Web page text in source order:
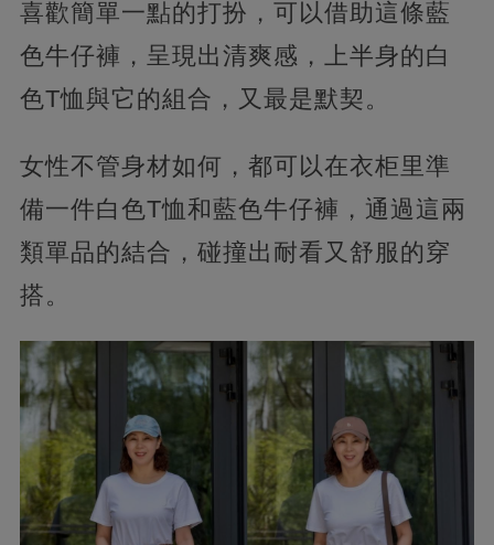
喜歡簡單一點的打扮，可以借助這條藍
色牛仔褲，呈現出清爽感，上半身的白
色T恤與它的組合，又最是默契。
女性不管身材如何，都可以在衣柜里準
備一件白色T恤和藍色牛仔褲，通過這兩
類單品的結合，碰撞出耐看又舒服的穿
搭。